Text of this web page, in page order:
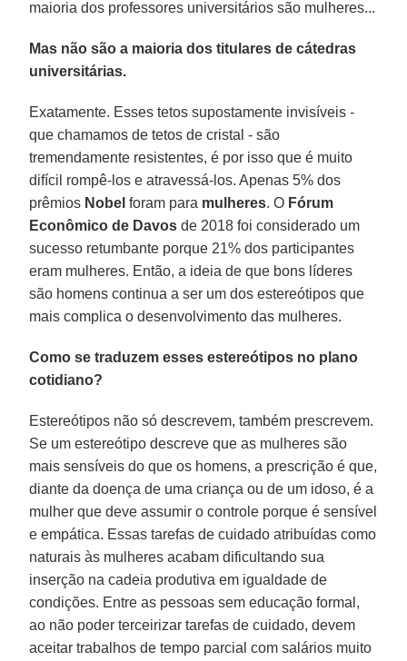
maioria dos professores universitários são mulheres...
Mas não são a maioria dos titulares de cátedras
universitárias.
Exatamente. Esses tetos supostamente invisíveis -
que chamamos de tetos de cristal - são
tremendamente resistentes, é por isso que é muito
difícil rompê-los e atravessá-los. Apenas 5% dos
prêmios Nobel foram para mulheres. O Fórum
Econômico de Davos de 2018 foi considerado um
sucesso retumbante porque 21% dos participantes
eram mulheres. Então, a ideia de que bons líderes
são homens continua a ser um dos estereótipos que
mais complica o desenvolvimento das mulheres.
Como se traduzem esses estereótipos no plano
cotidiano?
Estereótipos não só descrevem, também prescrevem.
Se um estereótipo descreve que as mulheres são
mais sensíveis do que os homens, a prescrição é que,
diante da doença de uma criança ou de um idoso, é a
mulher que deve assumir o controle porque é sensível
e empática. Essas tarefas de cuidado atribuídas como
naturais às mulheres acabam dificultando sua
inserção na cadeia produtiva em igualdade de
condições. Entre as pessoas sem educação formal,
ao não poder terceirizar tarefas de cuidado, devem
aceitar trabalhos de tempo parcial com salários muito